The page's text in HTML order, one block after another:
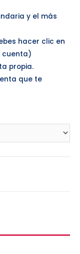
y el más
hacer clic en
cuenta)
propia.
que te